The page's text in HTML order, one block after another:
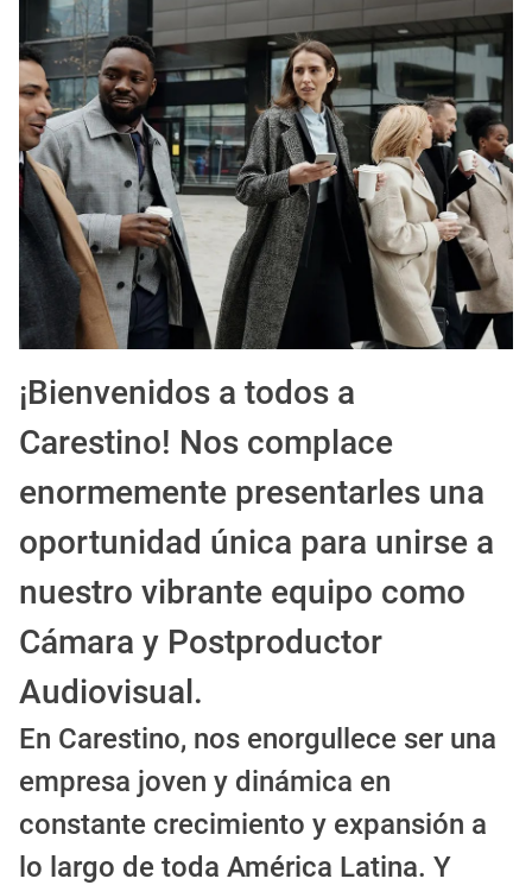
EXPIRADO: Creative Director en BLOODY (Madrid, España) - Referencia Salarial
Guía definitiva para buscar trabajo de Cine en Argentina (2026) | Sueldos y Sindicatos
¡Bienvenidos a todos a
Carestino! Nos complace
enormemente presentarles una
oportunidad única para unirse a
nuestro vibrante equipo como
Cámara y Postproductor
Audiovisual.
En Carestino, nos enorgullece ser una
empresa joven y dinámica en
constante crecimiento y expansión a
lo largo de toda América Latina. Y